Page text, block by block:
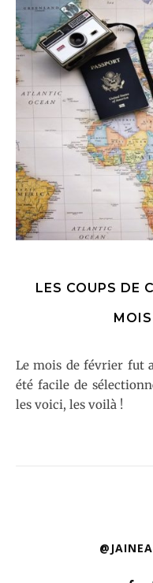
LES COUPS DE
Le mois de février fut aussi court qu'intense...il n'a pas
été facile de
les voici, les voilà !